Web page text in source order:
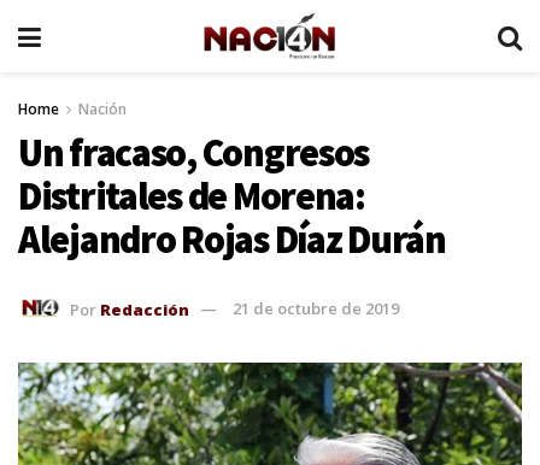
Home Nación
Un fracaso, Congresos
Distritales de Morena:
Alejandro Rojas Díaz Durán
Por Redacción 21 de octubre de 2019